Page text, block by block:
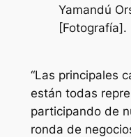
Yamandú
[Fotografía].
“Las principales
están todas
participando de
ronda de